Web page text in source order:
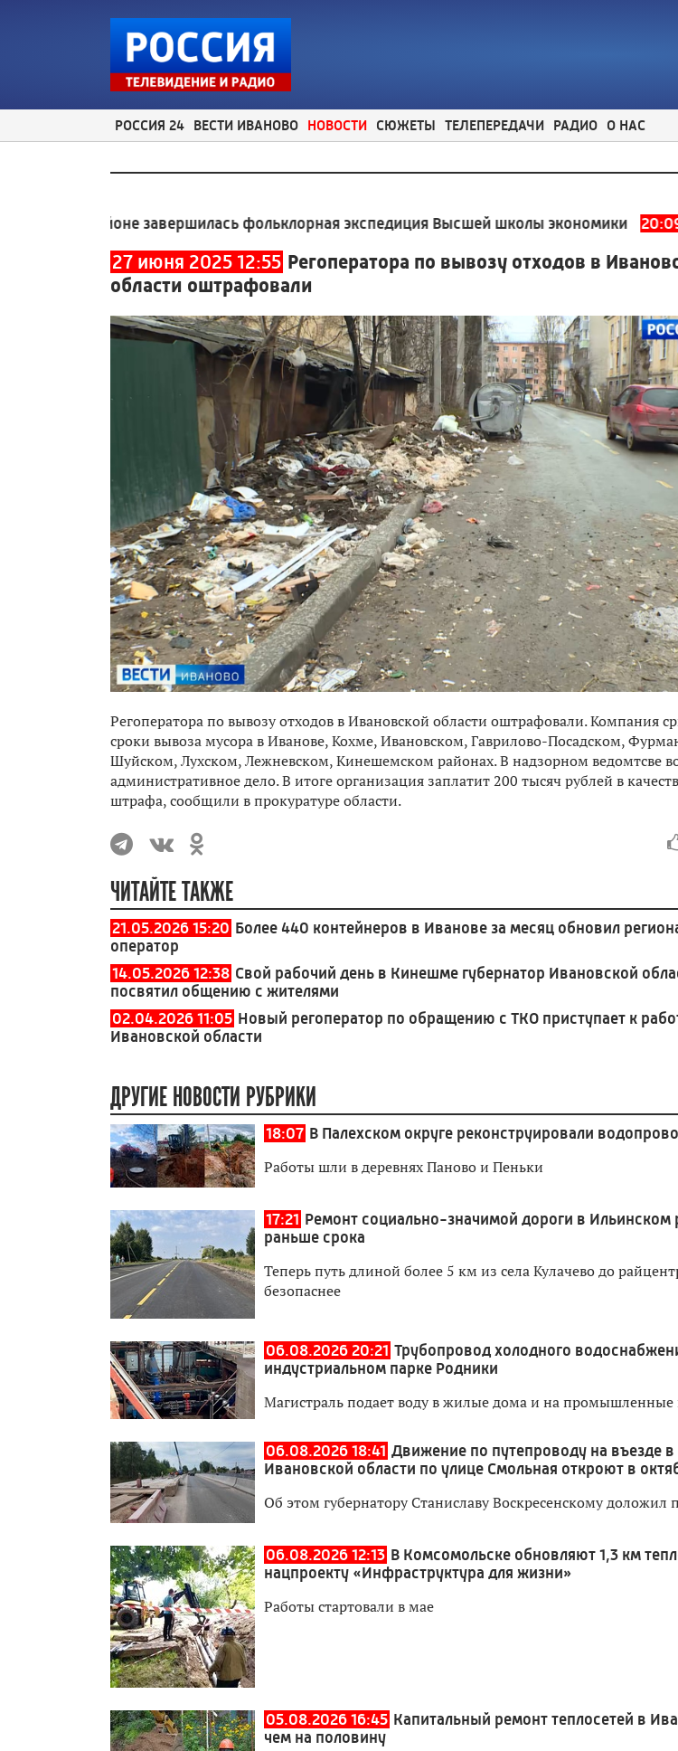
РОССИЯ 24 ВЕСТИ ИВАНОВО НОВОСТИ СЮЖЕТЫ ТЕЛЕПЕРЕДАЧИ РАДИО О НАС
районе завершилась фольклорная экспедиция Высшей школы экономики 20:09
27 июня 2025 12:55 Регоператора по вывозу отходов в
области оштрафовали
Регоператора по вывозу отходов в Ивановской области оштрафовали. Компания
сроки вывоза мусора в Иванове, Кохме, Ивановском, Гаврилово-Посадском,
Шуйском, Лухском, Лежневском, Кинешемском районах. В надзорном ведомтсве
административное дело. В итоге организация заплатит 200 тысяч рублей в
штрафа, сообщили в прокуратуре области.
ЧИТАЙТЕ ТАКЖЕ
21.05.2026 15:20 Более 440 контейнеров в Иванове за месяц обновил
оператор
14.05.2026 12:38 Свой рабочий день в Кинешме губернатор Ивановской
посвятил общению с жителями
02.04.2026 11:05 Новый регоператор по обращению с ТКО приступает к
Ивановской области
ДРУГИЕ НОВОСТИ РУБРИКИ
18:07 В Палехском округе реконструировали
Работы шли в деревнях Паново и Пеньки
17:21 Ремонт социально-значимой дороги в Ильинском
раньше срока
Теперь путь длиной более 5 км из села Кулачево до
безопаснее
06.08.2026 20:21 Трубопровод холодного
индустриальном парке Родники
Магистраль подает воду в жилые дома и на промышленные
06.08.2026 18:41 Движение по путепроводу на въезде
Ивановской области по улице Смольная откроют в
Об этом губернатору Станиславу Воскресенскому доложил
06.08.2026 12:13 В Комсомольске обновляют 1,3 км
нацпроекту «Инфраструктура для жизни»
Работы стартовали в мае
05.08.2026 16:45 Капитальный ремонт теплосетей в
чем на половину